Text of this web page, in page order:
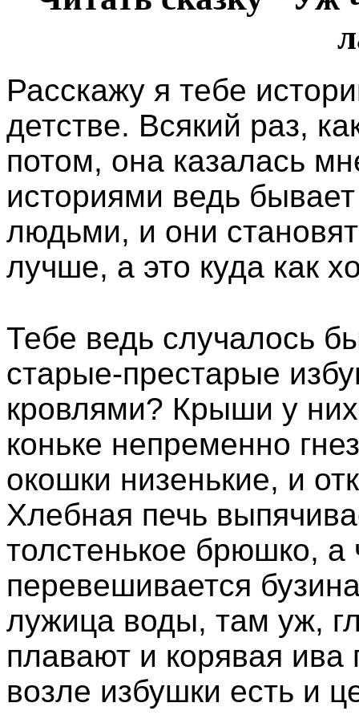
Расскажу я тебе
детстве. Всякий раз,
потом, она казалась
историями ведь
людьми, и они
лучше, а это куда как
Тебе ведь случалось
старые-престарые
кровлями? Крыши у
коньке непременно
окошки низенькие, и
Хлебная печь
толстенькое брюшко, а
перевешивается
лужица воды, там уж,
плавают и корявая ива
возле избушки есть и